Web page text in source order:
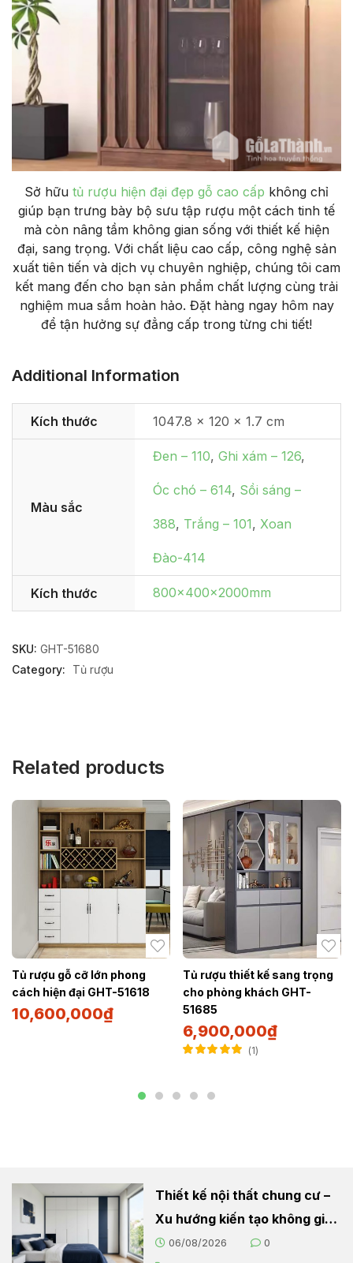
Sở hữu tủ rượu hiện đại đẹp gỗ cao cấp không chỉ
giúp bạn trưng bày bộ sưu tập rượu một cách tinh tế
mà còn nâng tầm không gian sống với thiết kế hiện
đại, sang trọng. Với chất liệu cao cấp, công nghệ sản
xuất tiên tiến và dịch vụ chuyên nghiệp, chúng tôi cam
kết mang đến cho bạn sản phẩm chất lượng cùng trải
nghiệm mua sắm hoàn hảo. Đặt hàng ngay hôm nay
để tận hưởng sự đẳng cấp trong từng chi tiết!
Additional Information
Kích thước 1047.8 × 120 × 1.7 cm
Màu sắc
Đen – 110, Ghi xám – 126,
Óc chó – 614, Sồi sáng –
388, Trắng – 101, Xoan
Đào-414
Kích thước 800x400x2000mm
SKU: GHT-51680
Category:
Tủ rượu
Related products
Tủ rượu gỗ cỡ lớn phong
cách hiện đại GHT-51618
10,600,000₫
Tủ rượu thiết kế sang trọng
cho phòng khách GHT-
51685
6,900,000₫
1
Thiết kế nội thất chung cư –
Xu hướng kiến tạo không gian
sống hiện đại
06/08/2026 0